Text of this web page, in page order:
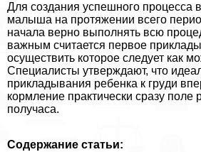
Для создания успешного процесса
малыша на протяжении всего
начала верно выполнять всю
важным считается первое
осуществить которое следует как
Специалисты утверждают, что
прикладывания ребенка к гpyди
кормление пpaктически сразу поле
получаса.
Содержание статьи: